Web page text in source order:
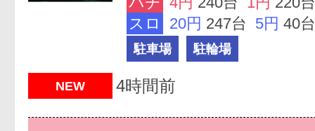
スロ
20円 247台 5円 40台
駐車場 駐輪場
NEW 4時間前